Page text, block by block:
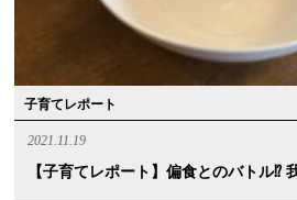
子育てレポート
2021.11.19
【子育てレポート】偏食とのバトル⁉︎